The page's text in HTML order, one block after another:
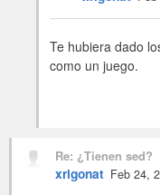
Te hubiera dado
como un juego.
Re: ¿Tienen sed?
xrigonat Feb 24,